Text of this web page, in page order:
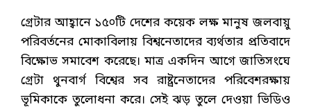
গ্রেটার আহ্বানে ১৫০টি দেশের কয়েক লক্ষ মানুষ জলবায়ু
পরিবর্তনের মোকাবিলায় বিশ্বনেতাদের ব্যর্থতার প্রতিবাদে
বিক্ষোভ সমাবেশ করেছে। মাত্র একদিন আগে জাতিসংঘে
গ্রেটা থুনবার্গ বিশ্বের সব রাষ্ট্রনেতাদের পরিবেশরক্ষায়
ভূমিকাকে তুলোধনা করে। সেই ঝড় তুলে দেওয়া ভিডিও